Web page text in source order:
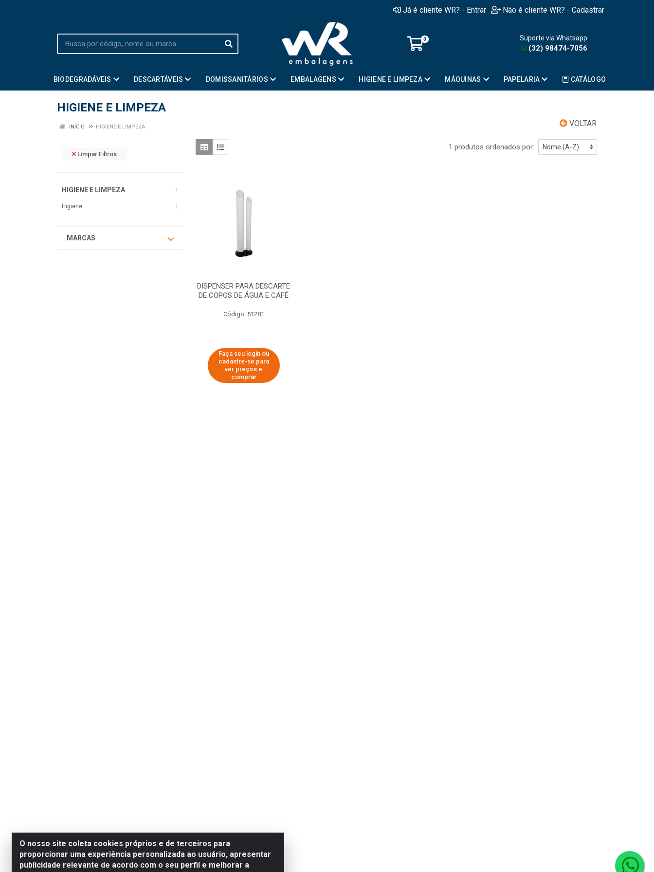
Já é cliente WR? - Entrar Não é cliente WR? - Cadastrar
0 Suporte via Whatsapp
(32) 98474-7056
BIODEGRADÁVEIS DESCARTÁVEIS DOMISSANITÁRIOS EMBALAGENS HIGIENE E LIMPEZA MÁQUINAS PAPELARIA CATÁLOGO
HIGIENE E LIMPEZA
VOLTAR
INÍCIO HIGIENE E LIMPEZA
Limpar Filtros
HIGIENE E LIMPEZA 1
Higiene 1
MARCAS
1 produtos ordenados por:
DISPENSER PARA DESCARTE
DE COPOS DE ÁGUA E CAFÉ
Código: 51281
Faça seu login ou
cadastre-se para
ver preços e
comprar
O nosso site coleta cookies próprios e de terceiros para
proporcionar uma experiência personalizada ao usuário, apresentar
publicidade relevante de acordo com o seu perfil e melhorar a